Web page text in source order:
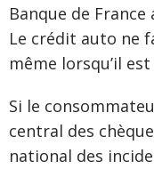
Banque de
Le crédit auto ne
même lorsqu’il
Si le
central des
national des